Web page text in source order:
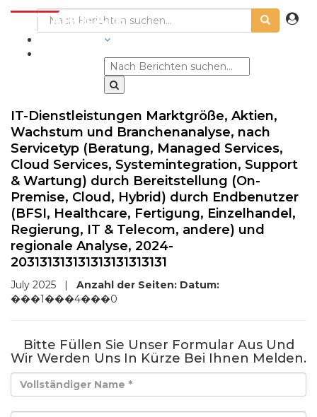
IT-Dienstleistungen Marktgröße, Aktien,
Wachstum und Branchenanalyse, nach
Servicetyp (Beratung, Managed Services,
Cloud Services, Systemintegration, Support
& Wartung) durch Bereitstellung (On-
Premise, Cloud, Hybrid) durch Endbenutzer
(BFSI, Healthcare, Fertigung, Einzelhandel,
Regierung, IT & Telecom, andere) und
regionale Analyse, 2024-
203131313131313131313131
July 2025 | Anzahl der Seiten: Datum:
���1���4���0
Bitte Füllen Sie Unser Formular Aus Und
Wir Werden Uns In Kürze Bei Ihnen Melden.